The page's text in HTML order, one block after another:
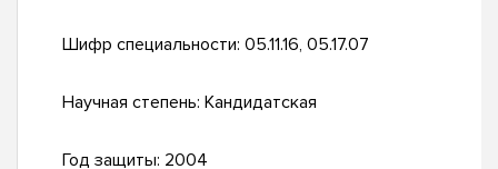
Шифр специальности: 05.11.16, 05.17.07
Научная степень: Кандидатская
Год защиты: 2004